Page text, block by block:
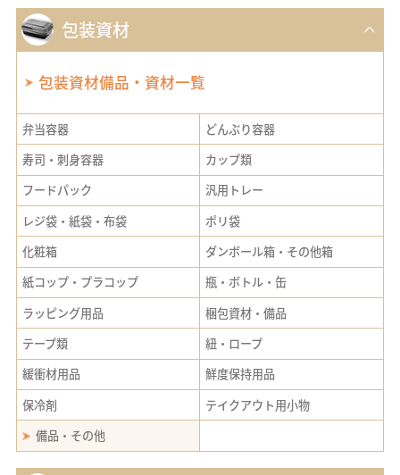
包装資材
包装資材備品・資材一覧
弁当容器
どんぶり容器
寿司・刺身容器
カップ類
フードパック
汎用トレー
レジ袋・紙袋・布袋
ポリ袋
化粧箱
ダンボール箱・その他箱
紙コップ・プラコップ
瓶・ボトル・缶
ラッピング用品
梱包資材・備品
テープ類
紐・ロープ
緩衝材用品
鮮度保持用品
保冷剤
テイクアウト用小物
備品・その他